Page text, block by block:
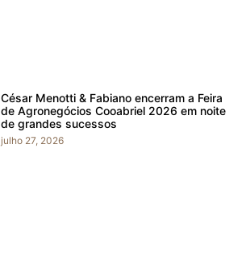
César Menotti & Fabiano encerram a Feira
de Agronegócios Cooabriel 2026 em noite
de grandes sucessos
julho 27, 2026